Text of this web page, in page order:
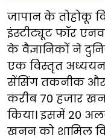
जापान के तोहोकू
इंस्टीट्यूट फॉर
के वैज्ञानिकों ने
एक विस्तृत अध्ययन
सेंसिंग तकनीक और
करीब 70 हजार
किया। इसमें 20
खनन को शामिल